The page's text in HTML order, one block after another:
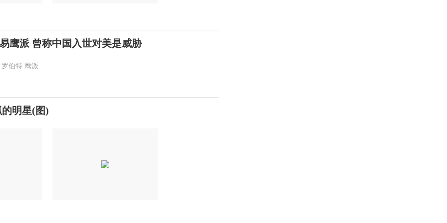
鹰派 曾称中国入世对美是威胁
罗伯特 鹰派
明星(图)